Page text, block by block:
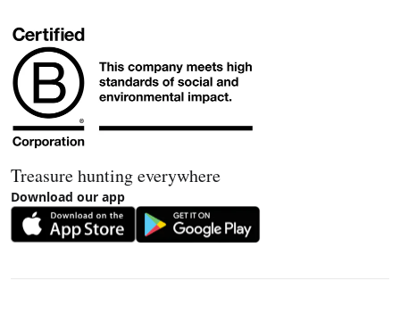
Treasure hunting everywhere
Download our app